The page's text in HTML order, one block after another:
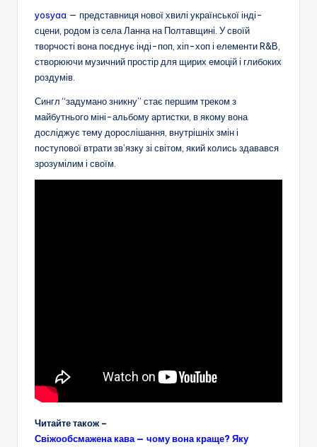
yosyaa — представниця нової хвилі української інді-
сцени, родом із села Ланна на Полтавщині. У своїй
творчості вона поєднує інді-поп, хіп-хоп і елементи R&B,
створюючи музичний простір для щирих емоцій і глибоких
роздумів.
Сингл “задумано зникну” стає першим треком з
майбутнього міні-альбому артистки, в якому вона
досліджує тему дорослішання, внутрішніх змін і
поступової втрати зв’язку зі світом, який колись здавався
зрозумілим і своїм.
Читайте також –
Свіжообсмажена кава — чому вона краще? Яку